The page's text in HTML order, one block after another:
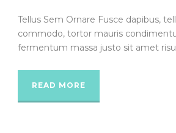
Tellus Sem Ornare Fusce dapibus,
commodo, tortor mauris
fermentum massa justo sit amet
READ MORE